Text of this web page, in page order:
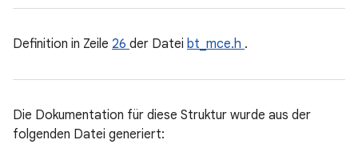
Definition in Zeile 26 der Datei bt_mce.h .
Die Dokumentation für diese Struktur wurde aus der
folgenden Datei generiert: